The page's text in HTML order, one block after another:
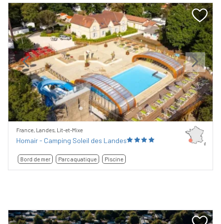
Previous Next
France, Landes, Lit-et-Mixe
Homair - Camping Soleil des Landes
Bord de mer Parc aquatique Piscine